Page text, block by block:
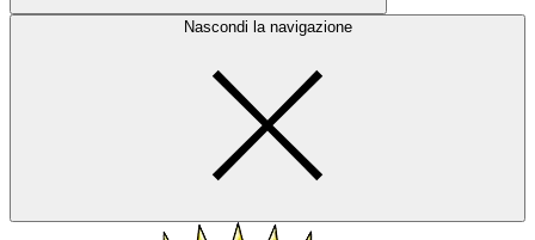
Nascondi la navigazione